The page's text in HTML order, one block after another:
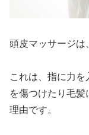
頭皮マッサージは
これは、指に力
を傷つけたり毛
理由です。